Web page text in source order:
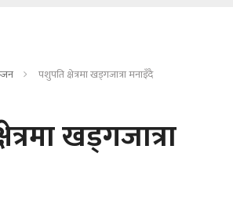
पशुपति क्षेत्रमा खड्गजात्रा मनाइँदै
खड्गजात्रा